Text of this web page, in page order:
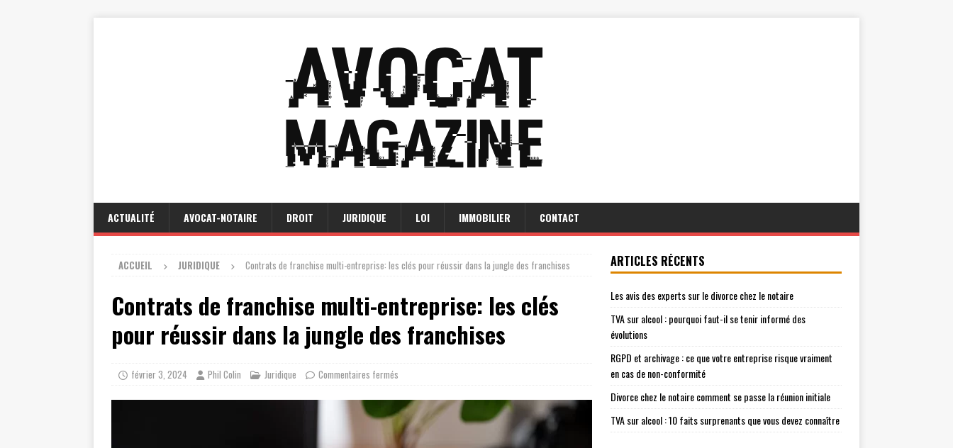
ACTUALITÉ AVOCAT-NOTAIRE DROIT JURIDIQUE LOI IMMOBILIER CONTACT
ACCUEIL JURIDIQUE Contrats de franchise multi-entreprise: les clés pour réussir dans la jungle des franchises
Contrats de franchise multi-entreprise: les clés
pour réussir dans la jungle des franchises
février 3, 2024 Phil Colin Juridique Commentaires fermés
ARTICLES RÉCENTS
Les avis des experts sur le divorce chez le notaire
TVA sur alcool : pourquoi faut-il se tenir informé des
évolutions
RGPD et archivage : ce que votre entreprise risque vraiment
en cas de non-conformité
Divorce chez le notaire comment se passe la réunion initiale
TVA sur alcool : 10 faits surprenants que vous devez connaître